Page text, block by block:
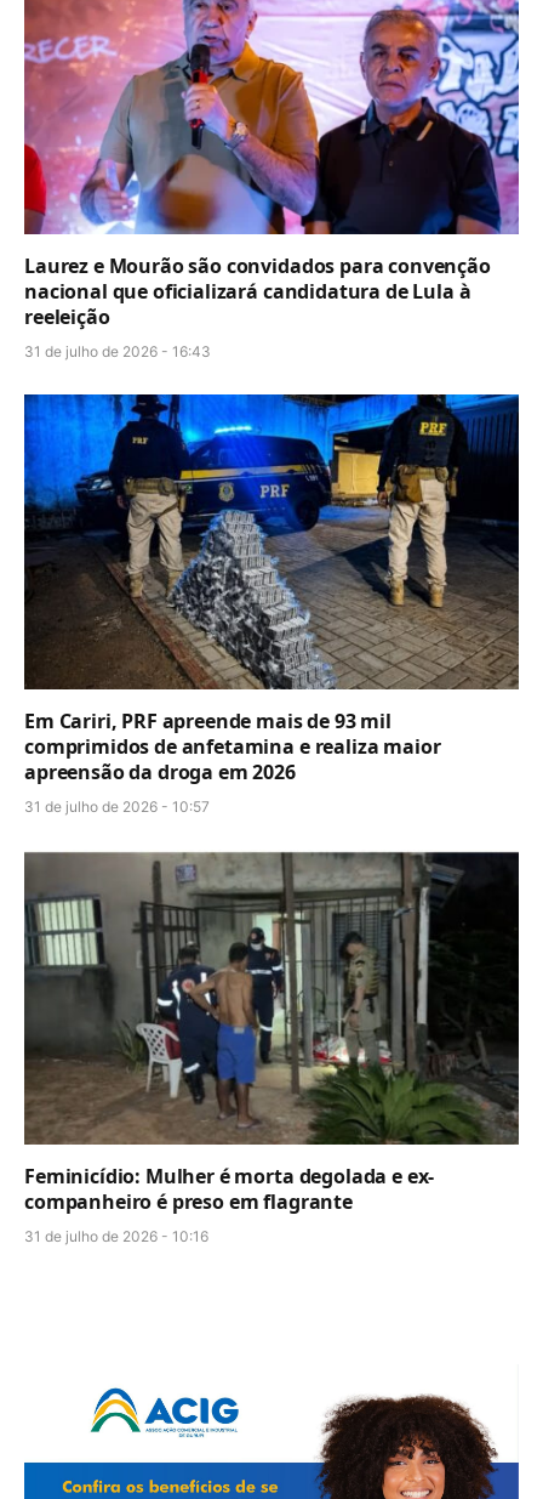
Laurez e Mourão são convidados para convenção
nacional que oficializará candidatura de Lula à
reeleição
31 de julho de 2026 - 16:43
Em Cariri, PRF apreende mais de 93 mil
comprimidos de anfetamina e realiza maior
apreensão da droga em 2026
31 de julho de 2026 - 10:57
Feminicídio: Mulher é morta degolada e ex-
companheiro é preso em flagrante
31 de julho de 2026 - 10:16